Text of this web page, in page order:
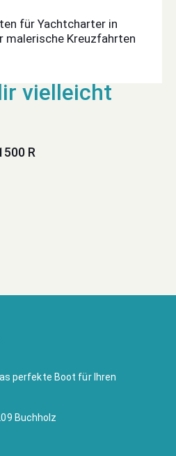
für Yachtcharter in
malerische Kreuzfahrten
R
perfekte Boot für Ihren
Buchholz